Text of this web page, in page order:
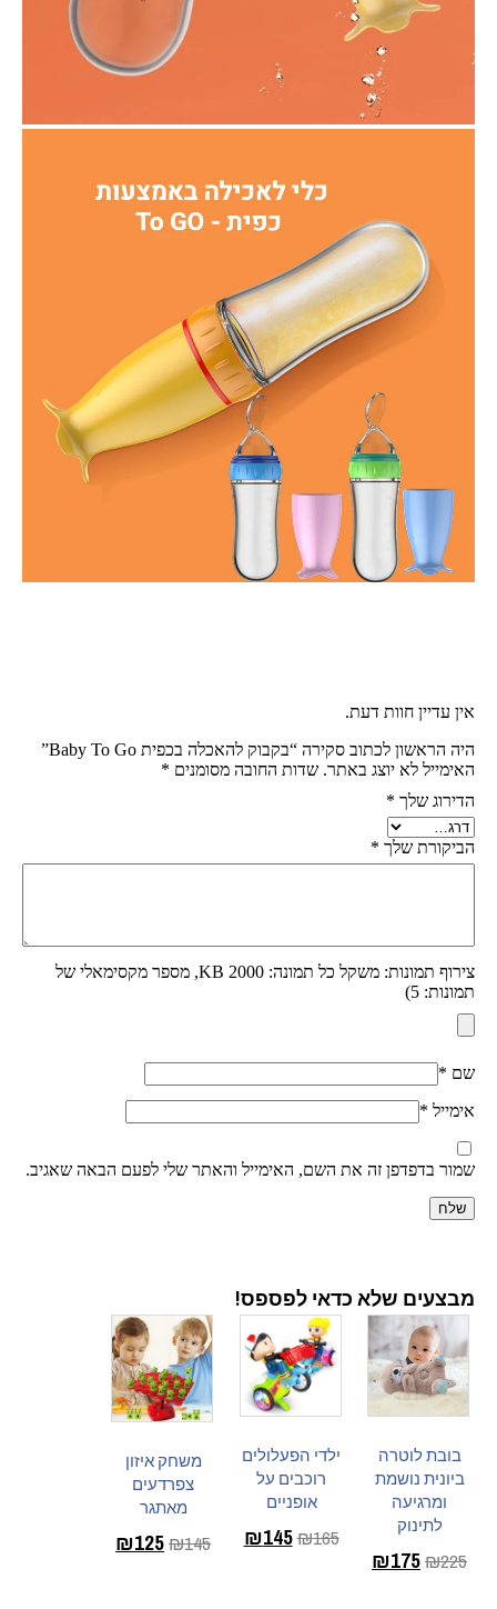
אין עדיין חוות דעת.
היה הראשון לכתוב סקירה “בקבוק להאכלה בכפית Baby To Go”
האימייל לא יוצג באתר. שדות החובה מסומנים *
הדירוג שלך *
הביקורת שלך *
צירוף תמונות: משקל כל תמונה: 2000 KB, מספר מקסימאלי של
תמונות: 5)
שם *
אימייל *
שמור בדפדפן זה את השם, האימייל והאתר שלי לפעם הבאה שאגיב.
מבצעים שלא כדאי לפספס!
בובת לוטרה
ביונית נושמת
ומרגיעה
לתינוק
₪225
₪175
ילדי הפעלולים
רוכבים על
אופניים
₪165
₪145
משחק איזון
צפרדעים
מאתגר
₪145
₪125